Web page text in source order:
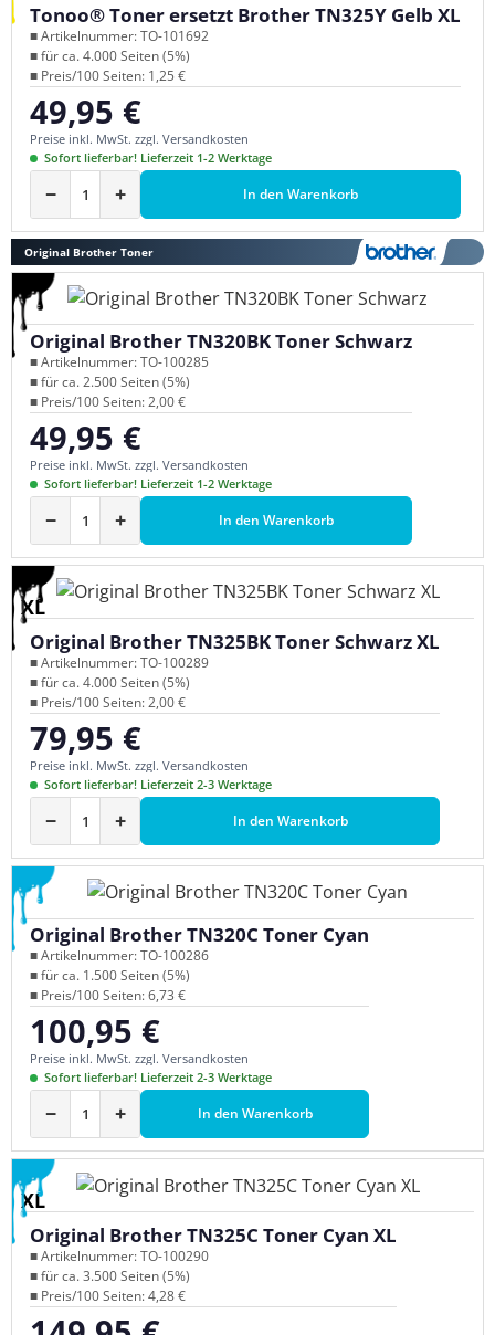
Tonoo® Toner ersetzt Brother TN325Y Gelb XL
■ Artikelnummer: TO-101692
■ für ca. 4.000 Seiten (5%)
■ Preis/100 Seiten: 1,25 €
Regulärer Preis:
49,95 €
Preise inkl. MwSt. zzgl. Versandkosten
Sofort lieferbar! Lieferzeit 1-2 Werktage
− + In den Warenkorb
Original Brother Toner
Original Brother TN320BK Toner Schwarz
■ Artikelnummer: TO-100285
■ für ca. 2.500 Seiten (5%)
■ Preis/100 Seiten: 2,00 €
Regulärer Preis:
49,95 €
Preise inkl. MwSt. zzgl. Versandkosten
Sofort lieferbar! Lieferzeit 1-2 Werktage
− + In den Warenkorb
XL
Original Brother TN325BK Toner Schwarz XL
■ Artikelnummer: TO-100289
■ für ca. 4.000 Seiten (5%)
■ Preis/100 Seiten: 2,00 €
Regulärer Preis:
79,95 €
Preise inkl. MwSt. zzgl. Versandkosten
Sofort lieferbar! Lieferzeit 2-3 Werktage
− + In den Warenkorb
Original Brother TN320C Toner Cyan
■ Artikelnummer: TO-100286
■ für ca. 1.500 Seiten (5%)
■ Preis/100 Seiten: 6,73 €
Regulärer Preis:
100,95 €
Preise inkl. MwSt. zzgl. Versandkosten
Sofort lieferbar! Lieferzeit 2-3 Werktage
− + In den Warenkorb
XL
Original Brother TN325C Toner Cyan XL
■ Artikelnummer: TO-100290
■ für ca. 3.500 Seiten (5%)
■ Preis/100 Seiten: 4,28 €
Regulärer Preis: